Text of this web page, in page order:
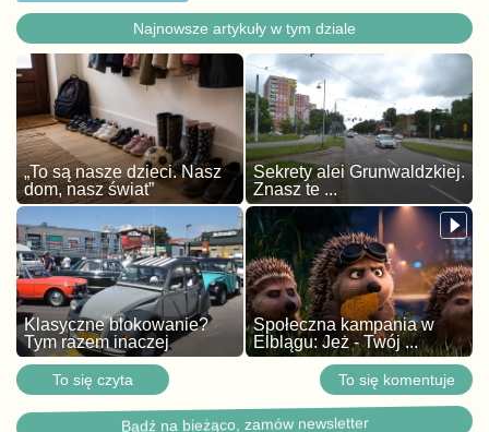
Najnowsze artykuły w tym dziale
„To są nasze dzieci. Nasz
dom, nasz świat”
Sekrety alei Grunwaldzkiej.
Znasz te ...
Klasyczne blokowanie?
Tym razem inaczej
Społeczna kampania w
Elblągu: Jeż - Twój ...
To się czyta To się komentuje
Bądź na bieżąco, zamów newsletter